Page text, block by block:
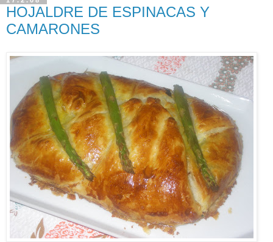
HOJALDRE DE ESPINACAS Y
CAMARONES